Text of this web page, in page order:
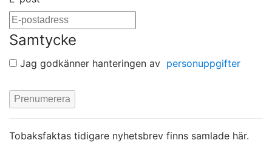
Samtycke
Jag godkänner hanteringen av personuppgifter
Tobaksfaktas tidigare nyhetsbrev finns samlade här.